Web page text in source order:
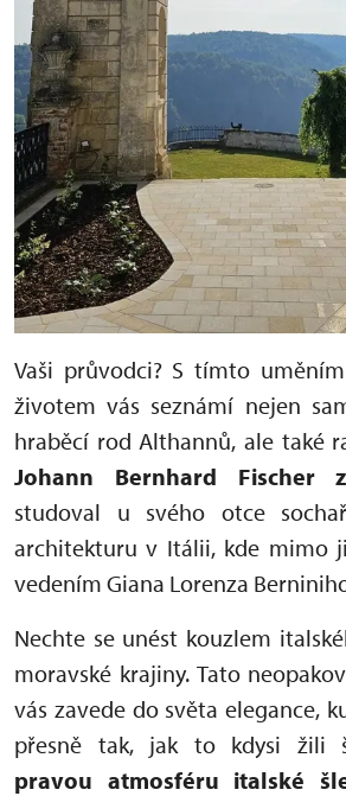
Vaši průvodci? S tímto
životem vás seznámí nejen
hraběcí rod Althannů, ale také
Johann Bernhard Fischer
studoval u svého otce
architekturu v Itálii, kde mimo
vedením Giana Lorenza
Nechte se unést kouzlem
moravské krajiny. Tato
vás zavede do světa elegance,
přesně tak, jak to kdysi žili
pravou atmosféru italské